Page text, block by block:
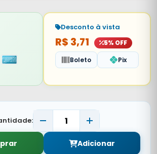
Desconto à vista
R$ 3,71
5% OFF
Boleto
Pix
Adicionar